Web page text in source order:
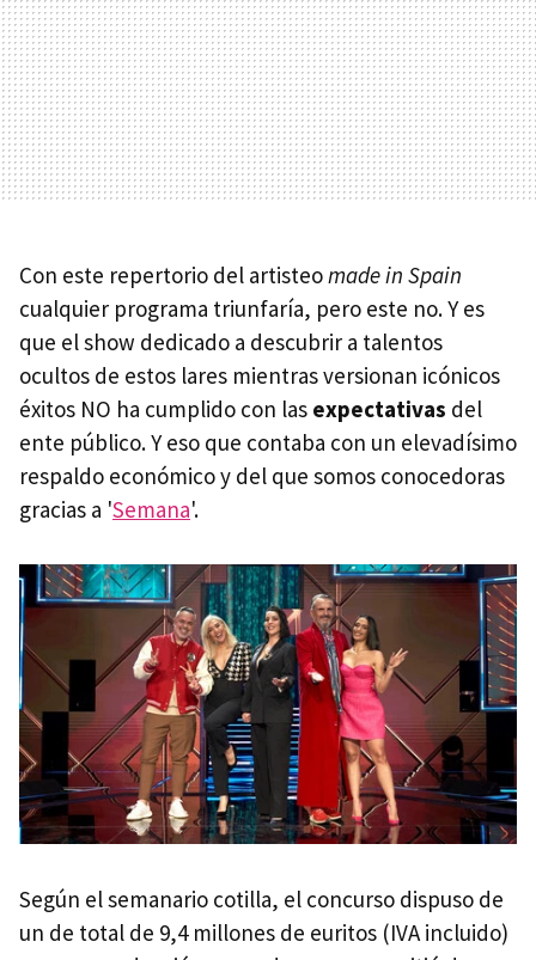
Con este repertorio del artisteomade in Spain
cualquier programa triunfaría, pero este no. Y es
que el show dedicado a descubrir a talentos
ocultos de estos lares mientras versionan icónicos
éxitos NO ha cumplido con las expectativas del
ente público. Y eso que contaba con un elevadísimo
respaldo económico y del que somos conocedoras
gracias a 'Semana'.
Según el semanario cotilla, el concurso dispuso de
un de total de 9,4 millones de euritos (IVA incluido)